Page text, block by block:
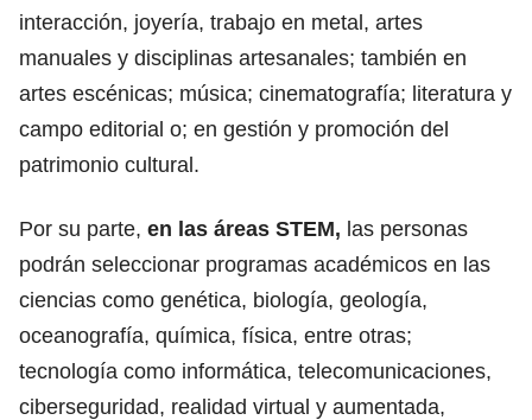
interacción, joyería, trabajo en metal, artes
manuales y disciplinas artesanales; también en
artes escénicas; música; cinematografía; literatura y
campo editorial o; en gestión y promoción del
patrimonio cultural.
Por su parte, en las áreas STEM, las personas
podrán seleccionar programas académicos en las
ciencias como genética, biología, geología,
oceanografía, química, física, entre otras;
tecnología como informática, telecomunicaciones,
ciberseguridad, realidad virtual y aumentada,